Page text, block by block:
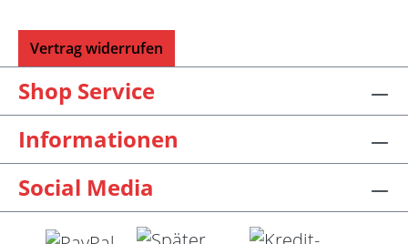
Vertrag widerrufen
Shop Service
Informationen
Social Media